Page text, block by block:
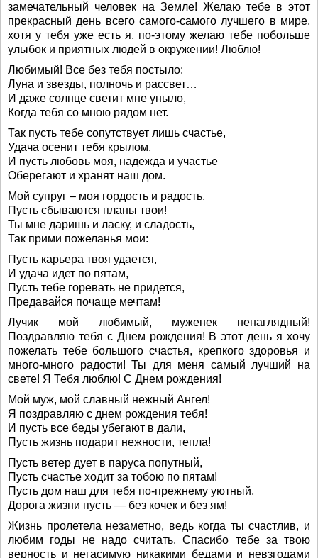
замечательный человек на Земле! Желаю тебе в этот
прекрасный день всего самого-самого лучшего в мире,
хотя у тебя уже есть я, по-этому желаю тебе побольше
улыбок и приятных людей в окружении! Люблю!
Любимый! Все без тебя постыло:
Луна и звезды, полночь и рассвет…
И даже солнце светит мне уныло,
Когда тебя со мною рядом нет.
Так пусть тебе сопутствует лишь счастье,
Удача осенит тебя крылом,
И пусть любовь моя, надежда и участье
Оберегают и хранят наш дом.
Мой супруг – моя гордость и радость,
Пусть сбываются планы твои!
Ты мне даришь и ласку, и сладость,
Так прими пожеланья мои:
Пусть карьера твоя удается,
И удача идет по пятам,
Пусть тебе горевать не придется,
Предавайся почаще мечтам!
Лучик мой любимый, муженек ненаглядный!
Поздравляю тебя с Днем рождения! В этот день я хочу
пожелать тебе большого счастья, крепкого здоровья и
много-много радости! Ты для меня самый лучший на
свете! Я Тебя люблю! С Днем рождения!
Мой муж, мой славный нежный Ангел!
Я поздравляю с днем рождения тебя!
И пусть все беды убегают в дали,
Пусть жизнь подарит нежности, тепла!
Пусть ветер дует в паруса попутный,
Пусть счастье ходит за тобою по пятам!
Пусть дом наш для тебя по-прежнему уютный,
Дорога жизни пусть — без кочек и без ям!
Жизнь пролетела незаметно, ведь когда ты счастлив, и
любим годы не надо считать. Спасибо тебе за твою
верность и негасимую никакими бедами и невзгодами